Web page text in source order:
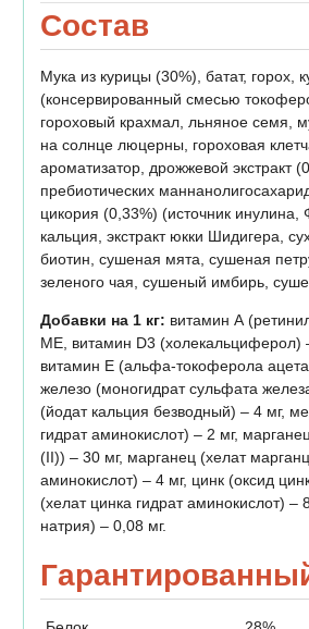
Состав
Мука из курицы (30%), батат, горох,
(консервированный смесью
гороховый крахмал, льняное семя,
на солнце люцерны, гороховая
ароматизатор, дрожжевой экстракт
пребиотических
цикория (0,33%) (источник
кальция, экстракт юкки Шидигера,
биотин, сушеная мята, сушеная
зеленого чая, сушеный имбирь,
Добавки на 1 кг: витамин А
МЕ, витамин D3 (холекальциферол)
витамин E (альфа-токоферола
железо (моногидрат сульфата
(йодат кальция безводный) – 4 мг,
гидрат аминокислот) – 2 мг,
(II)) – 30 мг, марганец (хелат
аминокислот) – 4 мг, цинк (оксид
(хелат цинка гидрат аминокислот) –
натрия) – 0,08 мг.